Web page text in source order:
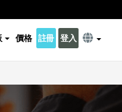
價格 註冊 登入